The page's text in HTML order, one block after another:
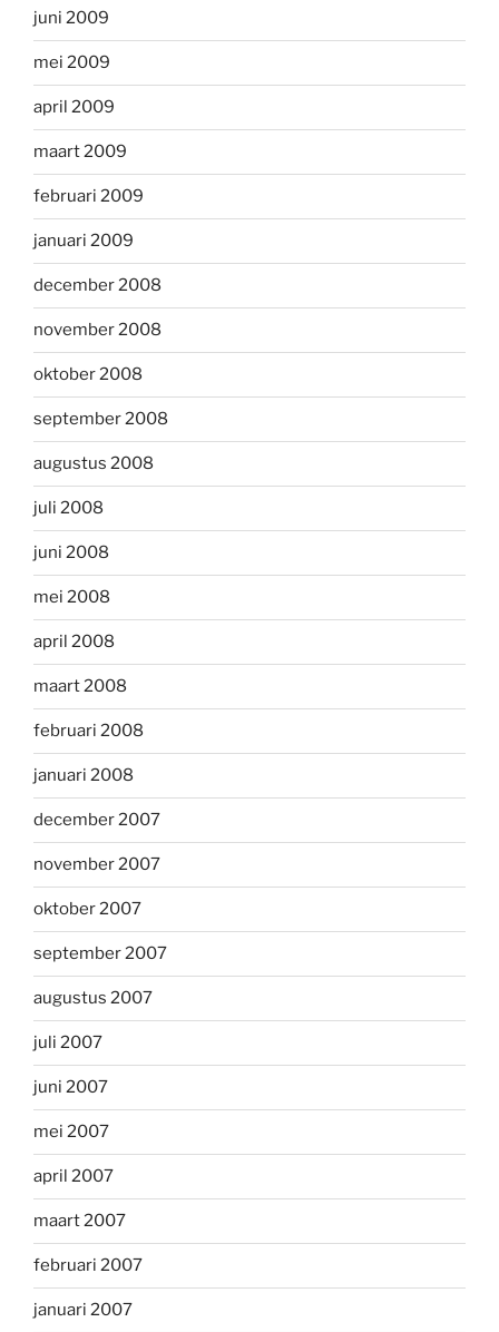
juni 2009
mei 2009
april 2009
maart 2009
februari 2009
januari 2009
december 2008
november 2008
oktober 2008
september 2008
augustus 2008
juli 2008
juni 2008
mei 2008
april 2008
maart 2008
februari 2008
januari 2008
december 2007
november 2007
oktober 2007
september 2007
augustus 2007
juli 2007
juni 2007
mei 2007
april 2007
maart 2007
februari 2007
januari 2007